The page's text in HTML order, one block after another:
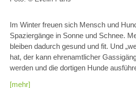
Im Winter freuen sich Mensch und
Spaziergänge in Sonne und Schnee.
bleiben dadurch gesund und fit. Und
hat, der kann ehrenamtlicher
werden und die dortigen Hunde
[mehr]